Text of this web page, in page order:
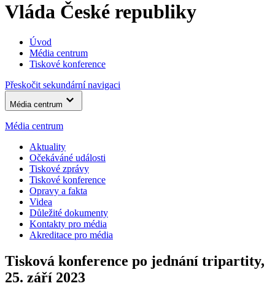
Vláda České republiky
Úvod
Média centrum
Tiskové konference
Přeskočit sekundární navigaci
Média centrum
Média centrum
Aktuality
Očekáváné události
Tiskové zprávy
Tiskové konference
Opravy a fakta
Videa
Důležité dokumenty
Kontakty pro média
Akreditace pro média
Tisková konference po jednání tripartity,
25. září 2023